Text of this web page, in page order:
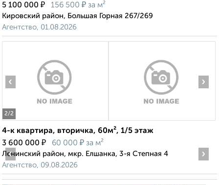
5 100 000 ₽ 156 500 ₽ за м²
Кировский район, Большая Горная 267/269
Агентство, 01.08.2026
2/2
‹ ›
4-к квартира, вторичка, 60м², 1/5 этаж
3 600 000 ₽ 60 000 ₽ за м²
Ленинский район, мкр. Елшанка, 3-я Степная 4
Агентство, 09.08.2026
‹ ›